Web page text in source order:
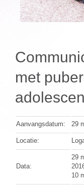
met
Aanvangsdatum: 29
Locatie:
Data:
29
10